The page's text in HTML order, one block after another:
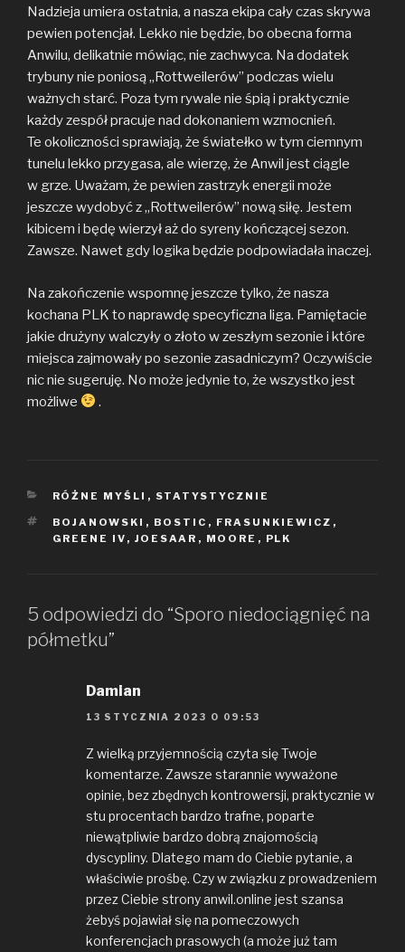
Nadzieja umiera ostatnia, a nasza ekipa cały czas skrywa
pewien potencjał. Lekko nie będzie, bo obecna forma
Anwilu, delikatnie mówiąc, nie zachwyca. Na dodatek
trybuny nie poniosą „Rottweilerów” podczas wielu
ważnych starć. Poza tym rywale nie śpią i praktycznie
każdy zespół pracuje nad dokonaniem wzmocnień.
Te okoliczności sprawiają, że światełko w tym ciemnym
tunelu lekko przygasa, ale wierzę, że Anwil jest ciągle
w grze. Uważam, że pewien zastrzyk energii może
jeszcze wydobyć z „Rottweilerów” nową siłę. Jestem
kibicem i będę wierzył aż do syreny kończącej sezon.
Zawsze. Nawet gdy logika będzie podpowiadała inaczej.
Na zakończenie wspomnę jeszcze tylko, że nasza
kochana PLK to naprawdę specyficzna liga. Pamiętacie
jakie drużyny walczyły o złoto w zeszłym sezonie i które
miejsca zajmowały po sezonie zasadniczym? Oczywiście
nic nie sugeruję. No może jedynie to, że wszystko jest
możliwe
.
KATEGORIE
RÓŻNE MYŚLI , STATYSTYCZNIE
TAGI
BOJANOWSKI , BOSTIC , FRASUNKIEWICZ ,
GREENE IV , JOESAAR , MOORE , PLK
5 odpowiedzi do “Sporo niedociągnięć na
półmetku”
Damian
13 STYCZNIA 2023 O 09:53
Z wielką przyjemnością czyta się Twoje
komentarze. Zawsze starannie wyważone
opinie, bez zbędnych kontrowersji, praktycznie w
stu procentach bardzo trafne, poparte
niewątpliwie bardzo dobrą znajomością
dyscypliny. Dlatego mam do Ciebie pytanie, a
właściwie prośbę. Czy w związku z prowadzeniem
przez Ciebie strony anwil.online jest szansa
żebyś pojawiał się na pomeczowych
konferencjach prasowych (a może już tam